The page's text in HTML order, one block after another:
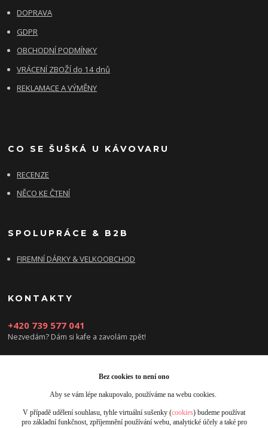
DOPRAVA
GDPR
OBCHODNÍ PODMÍNKY
VRÁCENÍ ZBOŽÍ do 14 dnů
REKLAMACE A VÝMĚNY
CO SE ŠUŠKÁ U KÁVOVARU
RECENZE
NĚCO KE ČTENÍ
SPOLUPRÁCE & B2B
FIREMNÍ DÁRKY & VELKOOBCHOD
KONTAKTY
+420 739 577 041
Nezvedám? Dám si kafe a zavolám zpět!
info@damsikafe.cz
Bez cookies to není ono
Aby se vám lépe nakupovalo, používáme na webu cookies.
V případě udělení souhlasu, tyhle virtuální sušenky (cookies) budeme používat
pro základní funkčnost, zpříjemnění používání webu, analytické účely a také pro